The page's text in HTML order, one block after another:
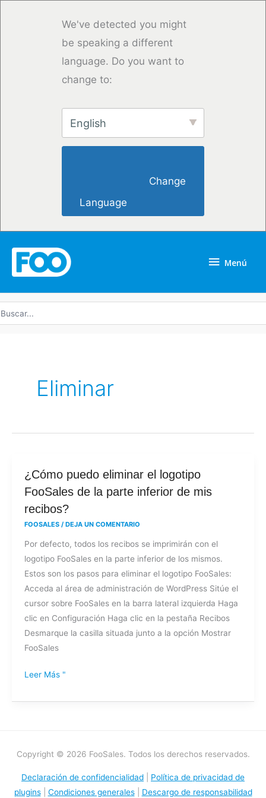
We've detected you might
be speaking a different
language. Do you want to
change to:
English
Language
Menú
Eliminar
¿Cómo puedo eliminar el logotipo
FooSales de la parte inferior de mis
recibos?
FOOSALES / DEJA UN COMENTARIO
Por defecto, todos los recibos se imprimirán con el
logotipo FooSales en la parte inferior de los mismos.
Estos son los pasos para eliminar el logotipo FooSales:
Acceda al área de administración de WordPress Sitúe el
cursor sobre FooSales en la barra lateral izquierda Haga
clic en Configuración Haga clic en la pestaña Recibos
Desmarque la casilla situada junto a la opción Mostrar
FooSales
¿Cómo
puedo
eliminar
FooSales
de
la
parte
inferior
de
mis
recibos?
Leer Más "
Copyright © 2026 FooSales. Todos los derechos reservados.
Declaración de confidencialidad
Política de privacidad de
plugins| Condiciones generales| Descargo de responsabilidad